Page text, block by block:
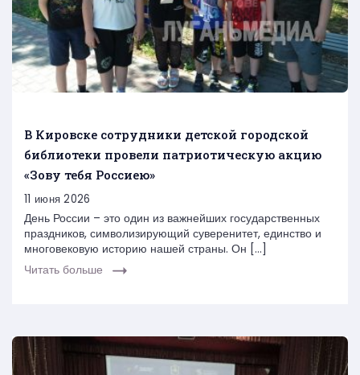
В Кировске сотрудники детской городской
библиотеки провели патриотическую акцию
«Зову тебя Россиею»
11 июня 2026
День России – это один из важнейших государственных
праздников, символизирующий суверенитет, единство и
многовековую историю нашей страны. Он […]
Читать больше